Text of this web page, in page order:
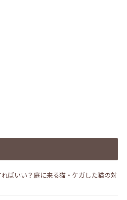
ばいい？庭に来る猫・ケガした猫の対